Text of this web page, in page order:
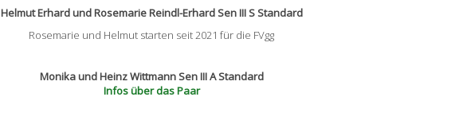
Helmut Erhard und Rosemarie Reindl-Erhard Sen III S Standard
Rosemarie und Helmut starten seit 2021 für die FVgg
Monika und Heinz Wittmann Sen III A Standard
Infos über das Paar